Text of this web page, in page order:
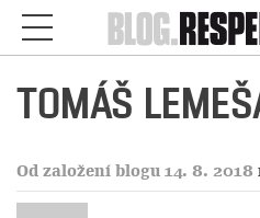
TOMÁŠ
Od založení blogu 14. 8. 2018